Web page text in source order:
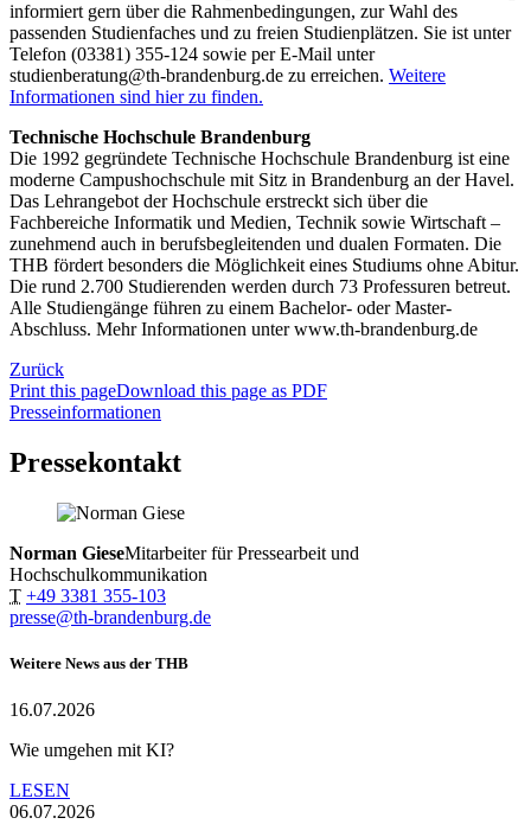
informiert gern über die Rahmenbedingungen, zur Wahl des
passenden Studienfaches und zu freien Studienplätzen. Sie ist unter
Telefon (03381) 355-124 sowie per E-Mail unter
studienberatung@th-brandenburg.de zu erreichen. Weitere
Informationen sind hier zu finden.
Technische Hochschule Brandenburg
Die 1992 gegründete Technische Hochschule Brandenburg ist eine
moderne Campushochschule mit Sitz in Brandenburg an der Havel.
Das Lehrangebot der Hochschule erstreckt sich über die
Fachbereiche Informatik und Medien, Technik sowie Wirtschaft –
zunehmend auch in berufsbegleitenden und dualen Formaten. Die
THB fördert besonders die Möglichkeit eines Studiums ohne Abitur.
Die rund 2.700 Studierenden werden durch 73 Professuren betreut.
Alle Studiengänge führen zu einem Bachelor- oder Master-
Abschluss. Mehr Informationen unter www.th-brandenburg.de
Zurück
Print this pageDownload this page as PDF
Presseinformationen
Pressekontakt
Norman GieseMitarbeiter für Pressearbeit und
Hochschulkommunikation
T +49 3381 355-103
presse@th-brandenburg.de
Weitere News aus der THB
16.07.2026
Wie umgehen mit KI?
LESEN
06.07.2026